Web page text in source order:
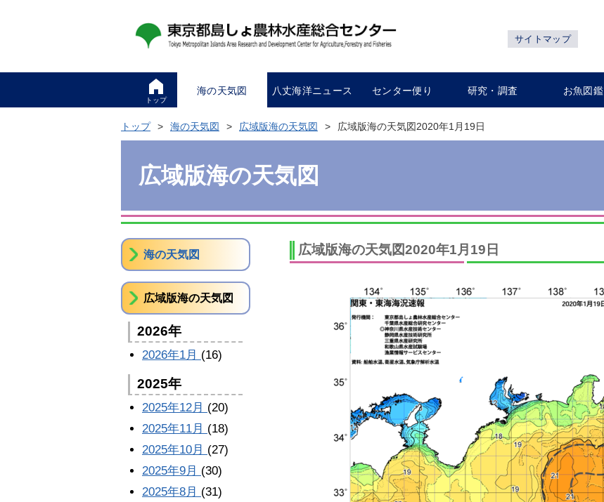
サイトマップ
トップ
海の天気図 八丈海洋ニュース センター便り 研究・調査 お魚図鑑
トップ 海の天気図 広域版海の天気図 広域版海の天気図2020年1月19日
広域版海の天気図
広域版海の天気図2020年1月19日
海の天気図
広域版海の天気図
2026年
2026年1月 (16)
2025年
2025年12月 (20)
2025年11月 (18)
2025年10月 (27)
2025年9月 (30)
2025年8月 (31)